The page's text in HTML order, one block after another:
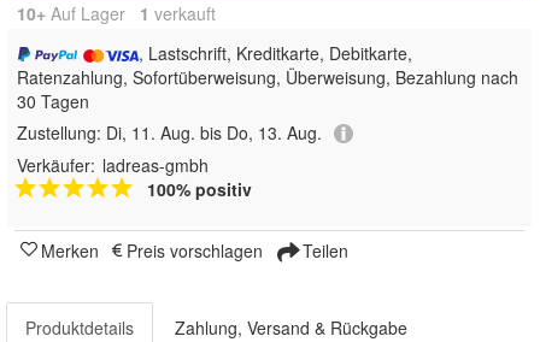
10+ Auf Lager 1 verkauft
, Lastschrift, Kreditkarte, Debitkarte,
Ratenzahlung, Sofortüberweisung, Überweisung, Bezahlung nach
30 Tagen
Zustellung: Di, 11. Aug. bis Do, 13. Aug.
Verkäufer: ladreas-gmbh
100% positiv
Merken Preis vorschlagen Teilen
Produktdetails Zahlung, Versand & Rückgabe